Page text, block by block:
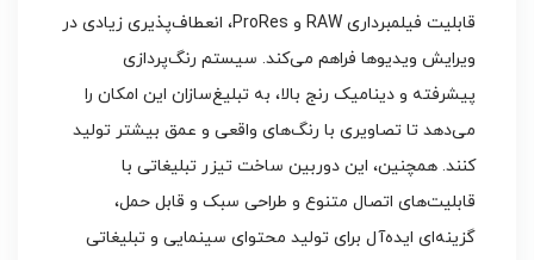
قابلیت فیلمبرداری RAW و ProRes، انعطاف‌پذیری زیادی در
ویرایش ویدیوها فراهم می‌کند. سیستم رنگ‌پردازی
پیشرفته و دینامیک رنج بالا، به تبلیغ‌سازان این امکان را
می‌دهد تا تصاویری با رنگ‌های واقعی و عمق بیشتر تولید
کنند. همچنین، این دوربین ساخت تیزر تبلیغاتی با
قابلیت‌های اتصال متنوع و طراحی سبک و قابل حمل،
گزینه‌ای ایده‌آل برای تولید محتوای سینمایی و تبلیغاتی